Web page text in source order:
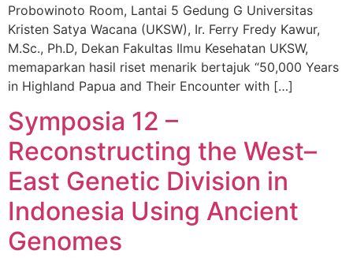
Probowinoto Room, Lantai 5 Gedung G Universitas
Kristen Satya Wacana (UKSW), Ir. Ferry Fredy Kawur,
M.Sc., Ph.D, Dekan Fakultas Ilmu Kesehatan UKSW,
memaparkan hasil riset menarik bertajuk “50,000 Years
in Highland Papua and Their Encounter with […]
Symposia 12 –
Reconstructing the West–
East Genetic Division in
Indonesia Using Ancient
Genomes